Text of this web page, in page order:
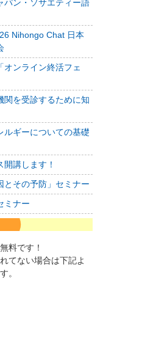
パン・ソサエティー語
Nihongo Chat 日本
オンライン終活フェ
関を受診するために知
ルギーについての基礎
講します！
とその予防」セミナー
ミナー
料です！
てない場合は下記よ
。